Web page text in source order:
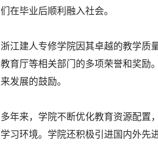
们在毕业后顺利融入社会。
浙江建人专修学院因其卓越的教学质
教育厅等相关部门的多项荣誉和奖励
来发展的鼓励。
多年来，学院不断优化教育资源配置
学习环境。学院还积极引进国内外先